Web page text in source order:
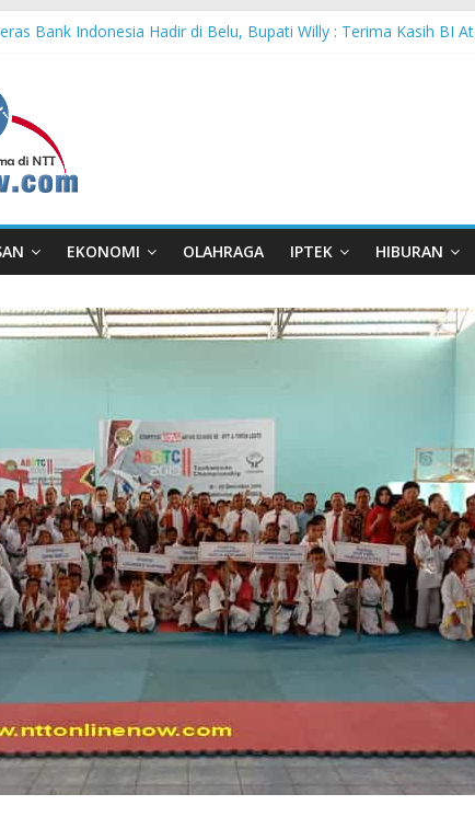
Bank Indonesia Hadir di Belu, Bupati Willy : Terima Kasih BI
Kemerdekaan di Nonotbatan: Listrik Masuk Desa, PLN
AT Family Day Semarakkan 11 Kota di Jawa Timur
EKONOMI OLAHRAGA IPTEK HIBURAN